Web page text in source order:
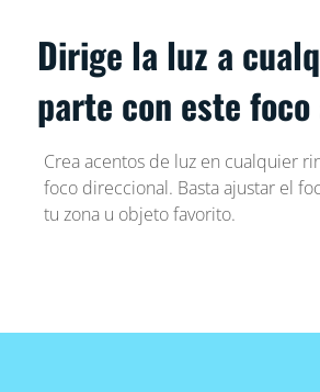
Dirige la luz a
parte con este
Crea acentos de luz en cualquier
foco direccional. Basta ajustar el
tu zona u objeto favorito.